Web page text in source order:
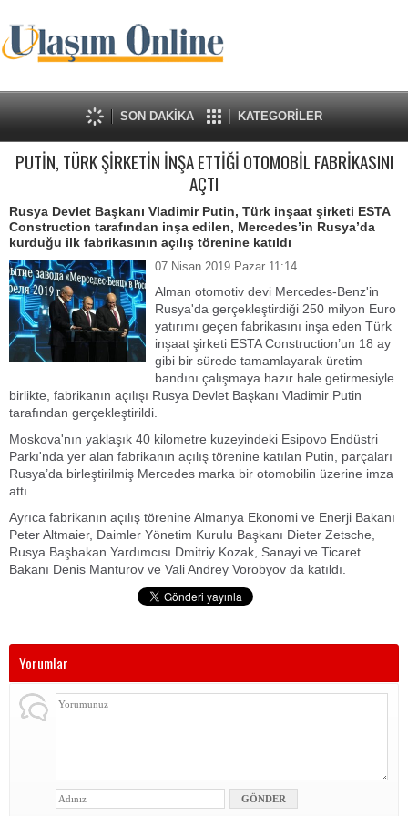
SON DAKİKA KATEGORİLER
PUTİN, TÜRK ŞİRKETİN İNŞA ETTİĞİ OTOMOBİL FABRİKASINI
AÇTI
Rusya Devlet Başkanı Vladimir Putin, Türk inşaat şirketi ESTA
Construction tarafından inşa edilen, Mercedes’in Rusya’da
kurduğu ilk fabrikasının açılış törenine katıldı
07 Nisan 2019 Pazar 11:14
Alman otomotiv devi Mercedes-Benz'in
Rusya'da gerçekleştirdiği 250 milyon Euro
yatırımı geçen fabrikasını inşa eden Türk
inşaat şirketi ESTA Construction’un 18 ay
gibi bir sürede tamamlayarak üretim
bandını çalışmaya hazır hale getirmesiyle
birlikte, fabrikanın açılışı Rusya Devlet Başkanı Vladimir Putin
tarafından gerçekleştirildi.
Moskova'nın yaklaşık 40 kilometre kuzeyindeki Esipovo Endüstri
Parkı'nda yer alan fabrikanın açılış törenine katılan Putin, parçaları
Rusya’da birleştirilmiş Mercedes marka bir otomobilin üzerine imza
attı.
Ayrıca fabrikanın açılış törenine Almanya Ekonomi ve Enerji Bakanı
Peter Altmaier, Daimler Yönetim Kurulu Başkanı Dieter Zetsche,
Rusya Başbakan Yardımcısı Dmitriy Kozak, Sanayi ve Ticaret
Bakanı Denis Manturov ve Vali Andrey Vorobyov da katıldı.
Yorumlar